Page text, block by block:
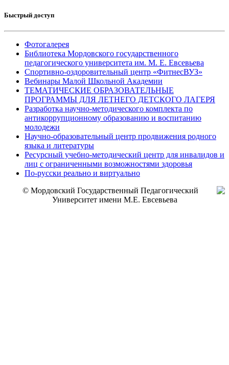
Быстрый доступ
Фотогалерея
Библиотека Мордовского государственного
педагогического университета им. М. Е. Евсевьева
Спортивно-оздоровительный центр «ФитнесВУЗ»
Вебинары Малой Школьной Академии
ТЕМАТИЧЕСКИЕ ОБРАЗОВАТЕЛЬНЫЕ
ПРОГРАММЫ ДЛЯ ЛЕТНЕГО ДЕТСКОГО ЛАГЕРЯ
Разработка научно-методического комплекта по
антикоррупционному образованию и воспитанию
молодежи
Научно-образовательный центр продвижения родного
языка и литературы
Ресурсный учебно-методический центр для инвалидов и
лиц с ограниченными возможностями здоровья
По-русски реально и виртуально
© Мордовский Государственный Педагогический
Университет имени М.Е. Евсевьева